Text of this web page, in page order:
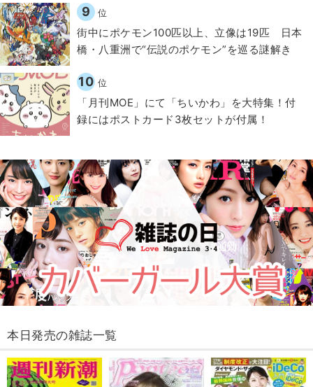
9 位
街中にポケモン100匹以上、立像は19匹 日本
橋・八重洲で“伝説のポケモン”を巡る謎解き
10 位
「月刊MOE」にて「ちいかわ」を大特集！付
録にはポストカード3枚セットが付属！
本日発売の雑誌一覧